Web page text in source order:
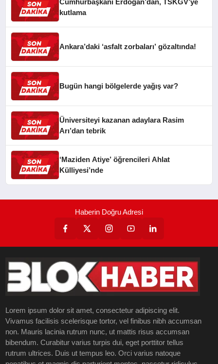
kutlama
Ankara’daki ‘asfalt zorbaları’ gözaltında!
Bugün hangi bölgelerde yağış var?
Üniversiteyi kazanan adaylara Rasim
Arı’dan tebrik
‘Maziden Atiye’ öğrencileri Ahlat
Külliyesi’nde
Haberin Doğru Adresi
Lorem ipsum dolor sit amet, consectetur adipiscing elit.
Vivamus facilisis scelerisque tortor, vel finibus nibh accumsan
non. Mauris lacinia rutrum nunc, ut mattis risus accumsan
bibendum. Curabitur varius turpis dui, eget porttitor tellus
rutrum ultrices. Duis ut tempus leo. Orci varius natoque